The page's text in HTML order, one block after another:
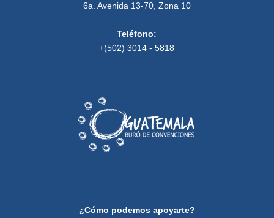
6a. Avenida 13-70, Zona 10
Teléfono:
+(502) 3014 - 5818
¿Cómo podemos apoyarte?